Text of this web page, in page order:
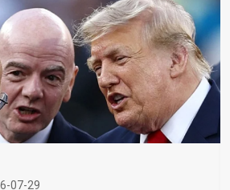
07-29